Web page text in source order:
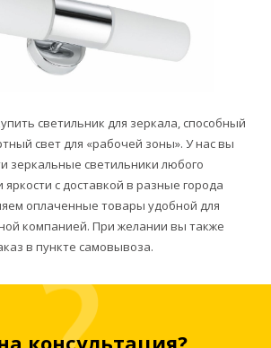
светильник для зеркала, способный
свет для «рабочей зоны». У нас вы
зеркальные светильники любого
с доставкой в разные города
оплаченные товары удобной для
компанией. При желании вы также
в пункте самовывоза.
консультация?